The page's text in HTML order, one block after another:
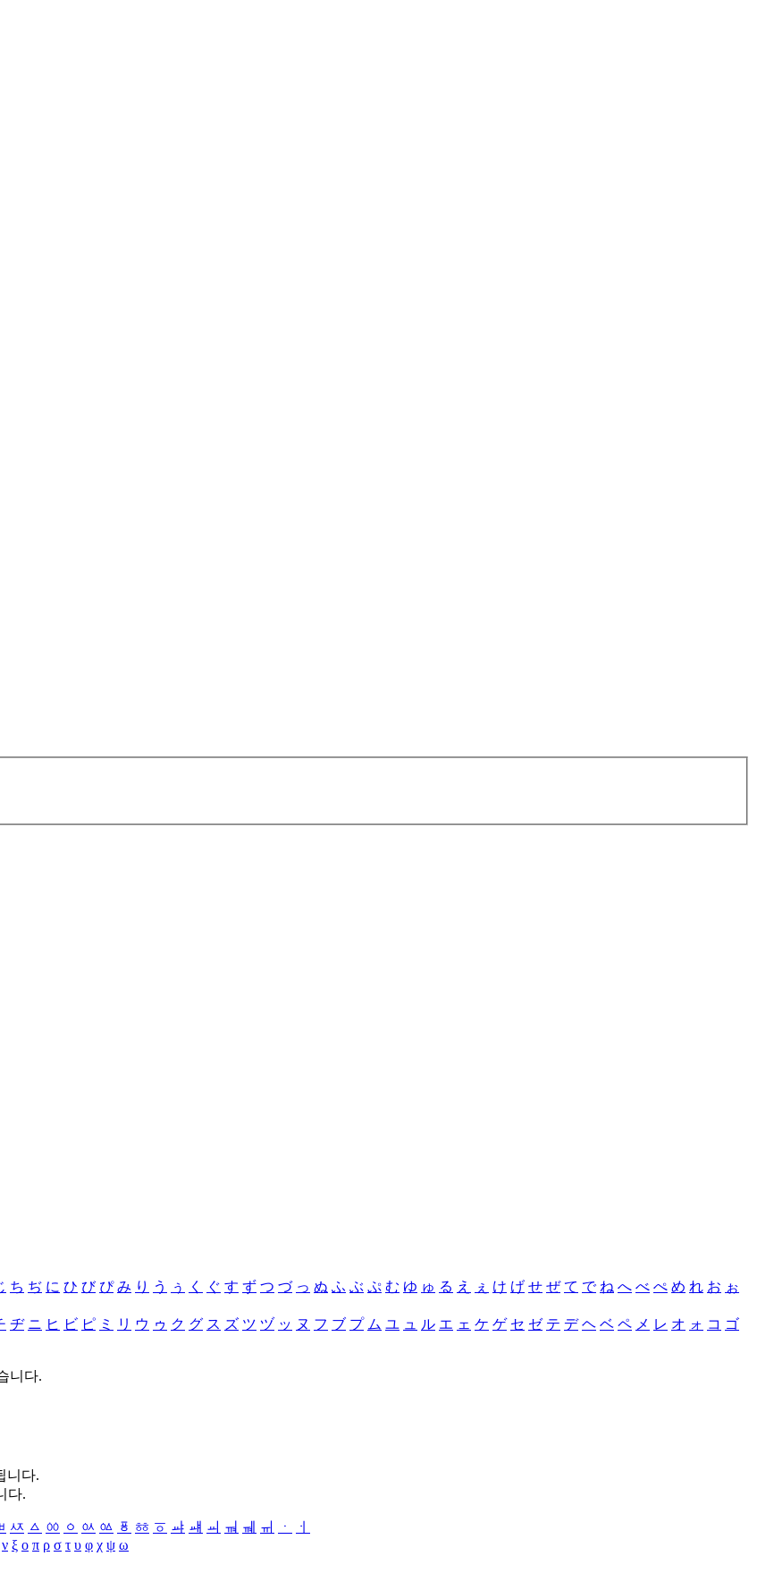
ち ぢ に ひ び ぴ み り う ぅ く ぐ す ず つ づ っ ぬ ふ ぶ ぷ む ゆ ゅ る え ぇ け げ せ ぜ て で ね へ べ ぺ め れ お ぉ
ヂ ニ ヒ ビ ピ ミ リ ウ ゥ ク グ ス ズ ツ ヅ ッ ヌ フ ブ プ ム ユ ュ ル エ ェ ケ ゲ セ ゼ テ デ ヘ ベ ペ メ レ オ ォ コ ゴ
니다.
니다.
다.
ㅾ ㅿ ㆀ ㆁ ㆂ ㆃ ㆄ ㆅ ㆆ ㆇ ㆈ ㆉ ㆊ ㆋ ㆌ ㆍ
ㆎ
ν ξ ο π ρ σ τ υ φ χ ψ ω